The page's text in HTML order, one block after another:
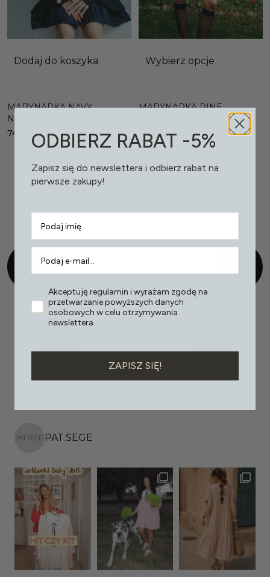
Dodaj do koszyka
MARYNARKA NAVY
NOSTALGIA
749,00PLN
Wybierz opcje
MARYNARKA PINE
PAT.SEGE
ODBIERZ RABAT -5%
Zapisz się do newslettera i odbierz rabat na
pierwsze zakupy!
Akceptuję regulamin i wyrażam zgodę na
przetwarzanie powyższych danych
osobowych w celu otrzymywania
newslettera.
ZAPISZ SIĘ!